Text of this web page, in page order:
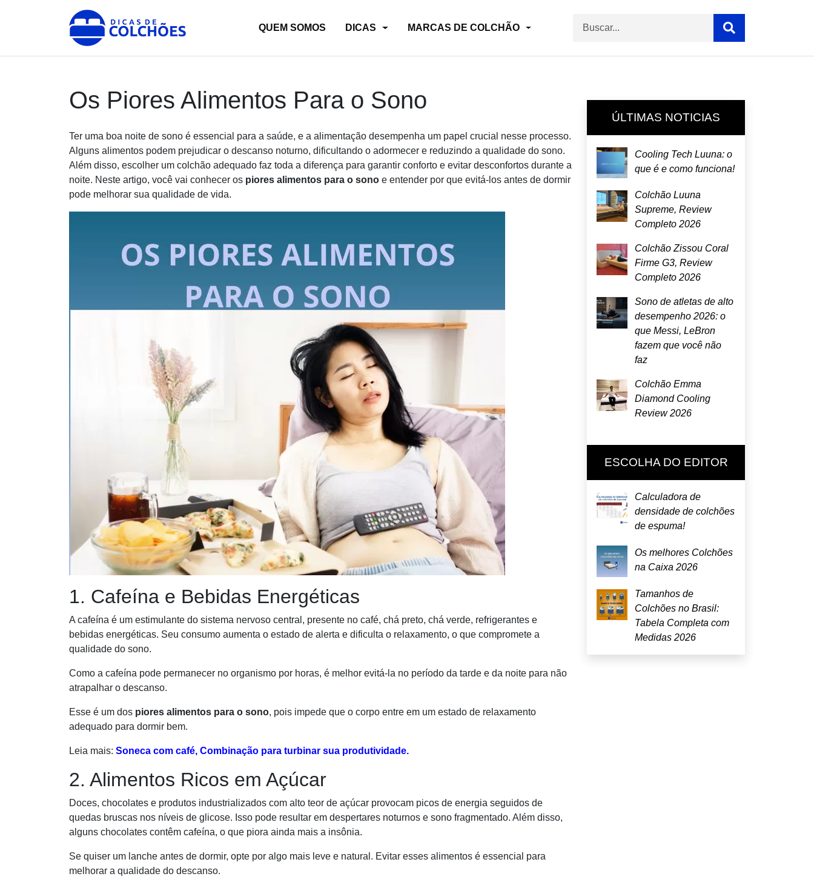
Dicas de Colchões
Site para Dicas de Colchões e reviews QUEM SOMOS DICAS MARCAS DE COLCHÃO
Os Piores Alimentos Para o Sono
Ter uma boa noite de sono é essencial para a saúde, e a alimentação desempenha um papel crucial nesse processo.
Alguns alimentos podem prejudicar o descanso noturno, dificultando o adormecer e reduzindo a qualidade do sono.
Além disso, escolher um colchão adequado faz toda a diferença para garantir conforto e evitar desconfortos durante a
noite. Neste artigo, você vai conhecer os piores alimentos para o sono e entender por que evitá-los antes de dormir
pode melhorar sua qualidade de vida.
1. Cafeína e Bebidas Energéticas
A cafeína é um estimulante do sistema nervoso central, presente no café, chá preto, chá verde, refrigerantes e
bebidas energéticas. Seu consumo aumenta o estado de alerta e dificulta o relaxamento, o que compromete a
qualidade do sono.
Como a cafeína pode permanecer no organismo por horas, é melhor evitá-la no período da tarde e da noite para não
atrapalhar o descanso.
Esse é um dos piores alimentos para o sono, pois impede que o corpo entre em um estado de relaxamento
adequado para dormir bem.
Leia mais: Soneca com café, Combinação para turbinar sua produtividade.
2. Alimentos Ricos em Açúcar
Doces, chocolates e produtos industrializados com alto teor de açúcar provocam picos de energia seguidos de
quedas bruscas nos níveis de glicose. Isso pode resultar em despertares noturnos e sono fragmentado. Além disso,
alguns chocolates contêm cafeína, o que piora ainda mais a insônia.
Se quiser um lanche antes de dormir, opte por algo mais leve e natural. Evitar esses alimentos é essencial para
melhorar a qualidade do descanso.
ÚLTIMAS NOTICIAS
Cooling Tech Luuna: o
que é e como funciona!
Colchão Luuna
Supreme, Review
Completo 2026
Colchão Zissou Coral
Firme G3, Review
Completo 2026
Sono de atletas de alto
desempenho 2026: o
que Messi, LeBron
fazem que você não
faz
Colchão Emma
Diamond Cooling
Review 2026
ESCOLHA DO EDITOR
Calculadora de
densidade de colchões
de espuma!
Os melhores Colchões
na Caixa 2026
Tamanhos de
Colchões no Brasil:
Tabela Completa com
Medidas 2026